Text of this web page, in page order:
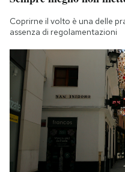
Coprirne il volto è una delle
assenza di regolamentazioni